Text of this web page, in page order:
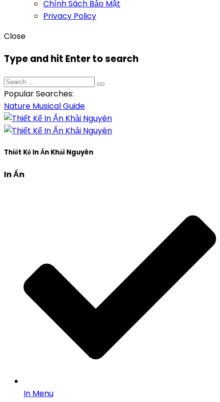
Chính Sách Bảo Mật
Privacy Policy
Close
Type and hit Enter to search
Popular Searches:
Nature MusicalGuide
Thiết Kế In Ấn Khải Nguyên
In Ấn
In Menu